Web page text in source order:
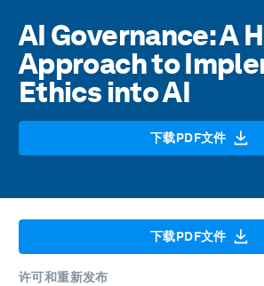
AI Governance: A
Approach to
Ethics into AI
下载PDF文件
下载PDF文件
许可和重新发布